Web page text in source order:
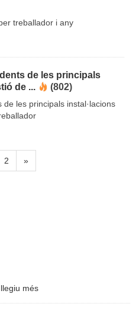
treballador i any
de les principals
de ...
(802)
les principals instal·lacions
2 »
llegiu més